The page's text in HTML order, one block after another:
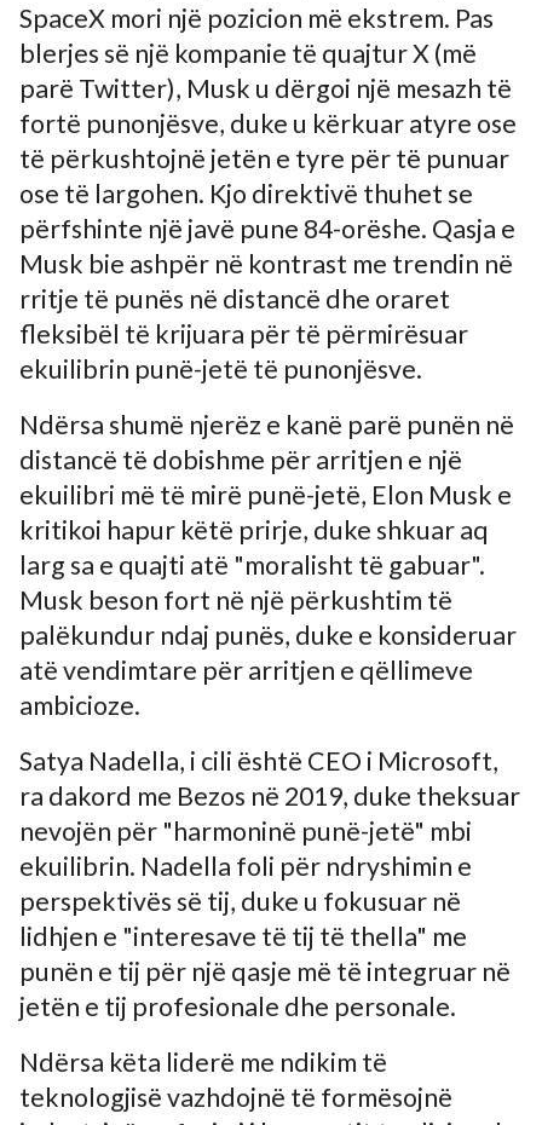
SpaceX mori një pozicion më ekstrem. Pas
blerjes së një kompanie të quajtur X (më
parë Twitter), Musk u dërgoi një mesazh të
fortë punonjësve, duke u kërkuar atyre ose
të përkushtojnë jetën e tyre për të punuar
ose të largohen. Kjo direktivë thuhet se
përfshinte një javë pune 84-orëshe. Qasja e
Musk bie ashpër në kontrast me trendin në
rritje të punës në distancë dhe oraret
fleksibël të krijuara për të përmirësuar
ekuilibrin punë-jetë të punonjësve.
Ndërsa shumë njerëz e kanë parë punën në
distancë të dobishme për arritjen e një
ekuilibri më të mirë punë-jetë, Elon Musk e
kritikoi hapur këtë prirje, duke shkuar aq
larg sa e quajti atë "moralisht të gabuar".
Musk beson fort në një përkushtim të
palëkundur ndaj punës, duke e konsideruar
atë vendimtare për arritjen e qëllimeve
ambicioze.
Satya Nadella, i cili është CEO i Microsoft,
ra dakord me Bezos në 2019, duke theksuar
nevojën për "harmoninë punë-jetë" mbi
ekuilibrin. Nadella foli për ndryshimin e
perspektivës së tij, duke u fokusuar në
lidhjen e "interesave të tij të thella" me
punën e tij për një qasje më të integruar në
jetën e tij profesionale dhe personale.
Ndërsa këta liderë me ndikim të
teknologjisë vazhdojnë të formësojnë